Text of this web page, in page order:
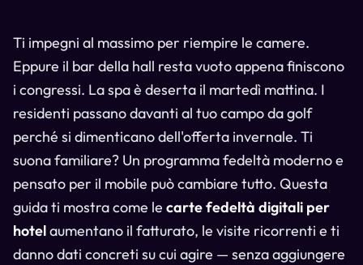
Ti impegni al massimo per riempire le camere.
Eppure il bar della hall resta vuoto appena finiscono
i congressi. La spa è deserta il martedì mattina. I
residenti passano davanti al tuo campo da golf
perché si dimenticano dell'offerta invernale. Ti
suona familiare? Un programma fedeltà moderno e
pensato per il mobile può cambiare tutto. Questa
guida ti mostra come le carte fedeltà digitali per
hotelaumentano il fatturato, le visite ricorrenti e ti
danno dati concreti su cui agire — senza aggiungere